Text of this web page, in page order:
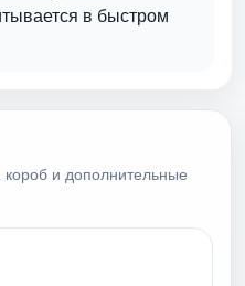
в быстром
и дополнительные